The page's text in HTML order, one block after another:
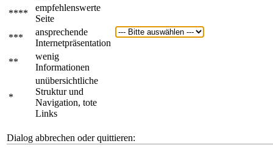
****
empfehlenswerte
Seite
***
ansprechende
Internetpräsentation
**
wenig
Informationen
*
unübersichtliche
Struktur und
Navigation, tote
Links
Dialog abbrechen oder quittieren: